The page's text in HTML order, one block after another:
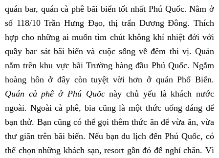
quán bar, quán cà phê bãi biển tốt nhất Phú Quốc. Nằm ở
số 118/10 Trần Hưng Đạo, thị trấn Dương Đông. Thích
hợp cho những ai muốn tìm chút không khí nhiệt đới với
quầy bar sát bãi biển và cuộc sống về đêm thi vị. Quán
nằm trên khu vực bãi Trường hàng đầu Phú Quốc. Ngắm
hoàng hôn ở đây còn tuyệt vời hơn ở quán Phố Biển.
Quán cà phê ở Phú Quốcnày chủ yếu là khách nước
ngoài. Ngoài cà phê, bia cũng là một thức uống đáng để
bạn thử. Bạn cũng có thể gọi thêm thức ăn để vừa ăn, vừa
thư giãn trên bãi biển. Nếu bạn du lịch đến Phú Quốc, có
thể chọn những khách sạn, resort gần đó để nghỉ chân. Vì